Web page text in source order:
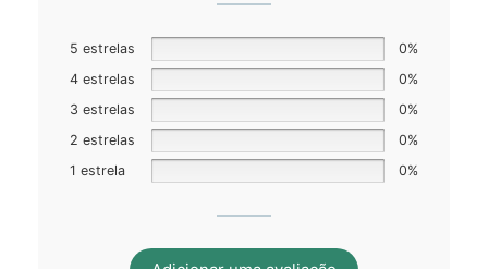
5 estrelas
0%
4 estrelas
0%
3 estrelas
0%
2 estrelas
0%
1 estrela
0%